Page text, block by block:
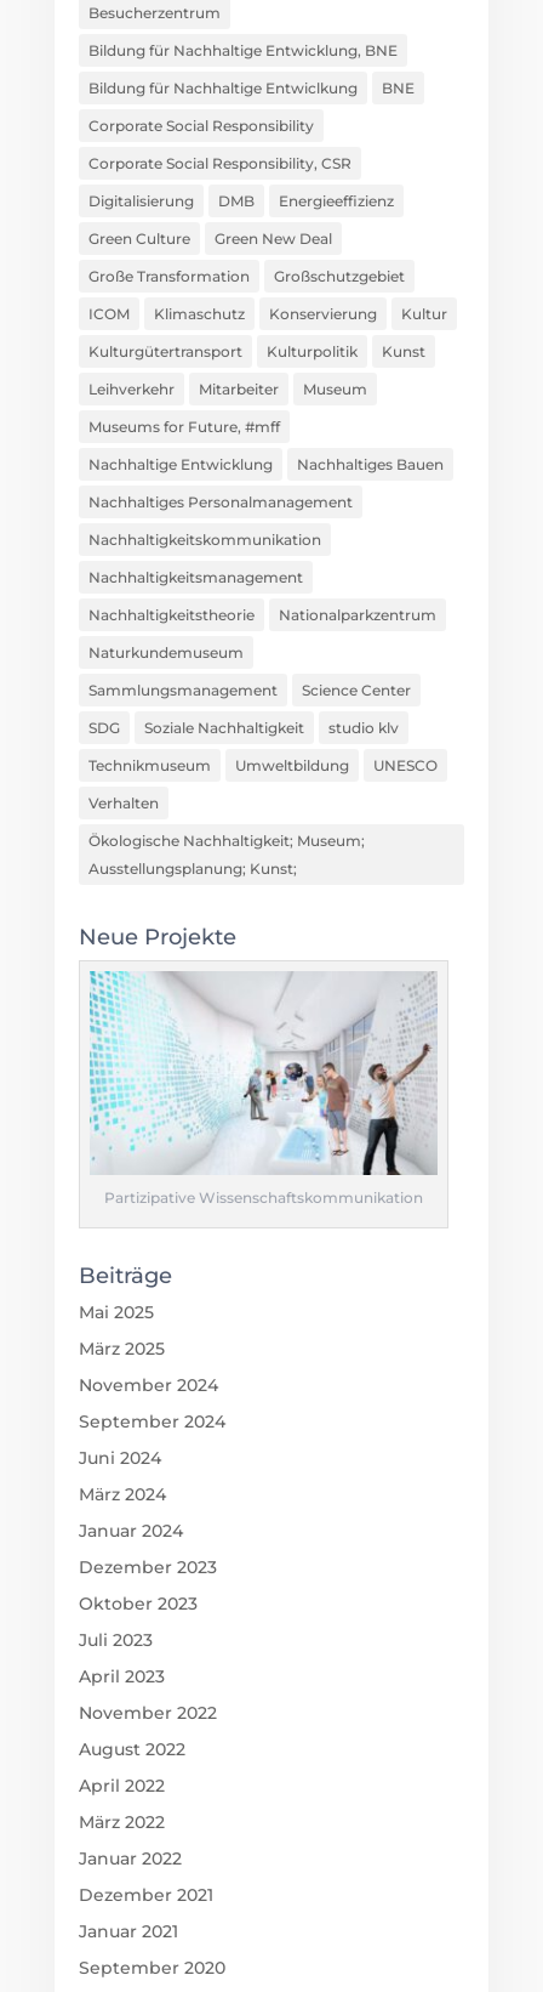
Besucherzentrum
Bildung für Nachhaltige Entwicklung, BNE
Bildung für Nachhaltige Entwiclkung BNE
Corporate Social Responsibility
Corporate Social Responsibility, CSR
Digitalisierung DMB Energieeffizienz
Green Culture Green New Deal
Große Transformation Großschutzgebiet
ICOM Klimaschutz Konservierung Kultur
Kulturgütertransport Kulturpolitik Kunst
Leihverkehr Mitarbeiter Museum
Museums for Future, #mff
Nachhaltige Entwicklung Nachhaltiges Bauen
Nachhaltiges Personalmanagement
Nachhaltigkeitskommunikation
Nachhaltigkeitsmanagement
Nachhaltigkeitstheorie Nationalparkzentrum
Naturkundemuseum
Sammlungsmanagement Science Center
SDG Soziale Nachhaltigkeit studio klv
Technikmuseum Umweltbildung UNESCO
Verhalten
Ökologische Nachhaltigkeit; Museum;
Ausstellungsplanung; Kunst;
Neue Projekte
Partizipative Wissenschaftskommunikation
Beiträge
Mai 2025
März 2025
November 2024
September 2024
Juni 2024
März 2024
Januar 2024
Dezember 2023
Oktober 2023
Juli 2023
April 2023
November 2022
August 2022
April 2022
März 2022
Januar 2022
Dezember 2021
Januar 2021
September 2020